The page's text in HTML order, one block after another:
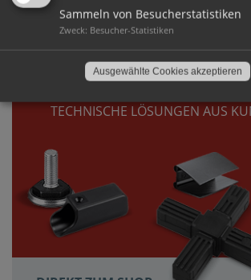
DIREKT ZUM SHOP ›
TECHNISCHE LÖSUNGEN AUS
Sammeln von Besucherstatistiken
Zweck: Besucher-Statistiken
Ausgewählte Cookies akzeptieren